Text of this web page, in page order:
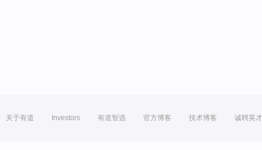
关于有道 Investors 有道智选 官方博客 技术博客 诚聘英才